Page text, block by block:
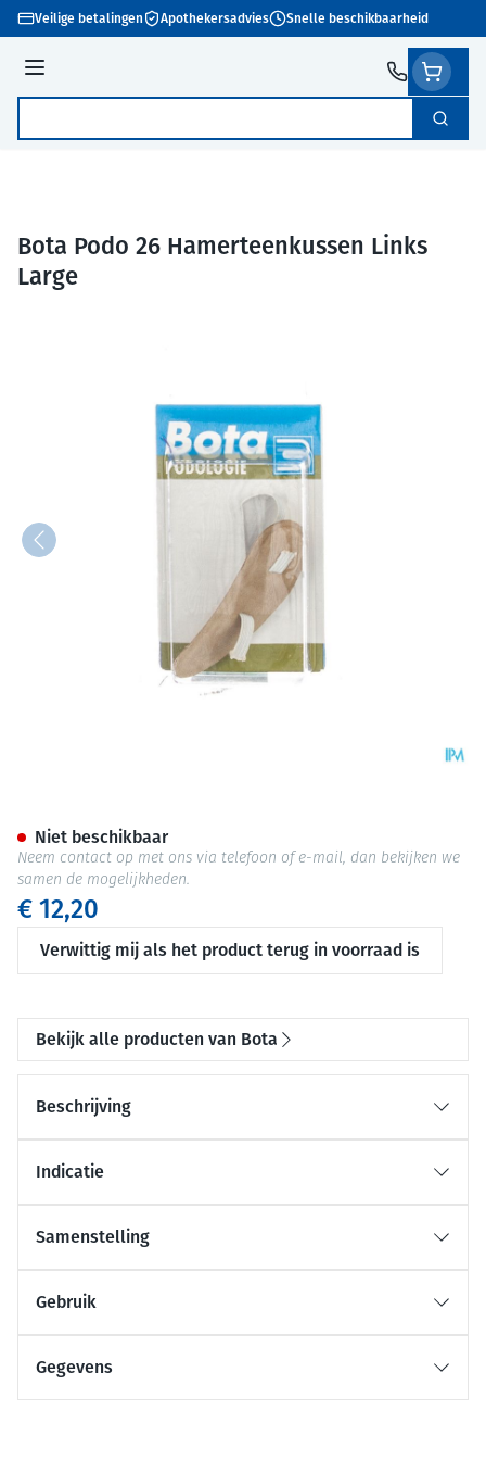
Ga naar de inhoud
Veilige betalingen Apothekersadvies Snelle beschikbaarheid
Menu
Zoek
Bota Podo 26 Hamerteenkussen Links
Large
€ 12,20
Verwittig mij als het product terug in voorraad is
Niet beschikbaar
Neem contact op met ons via telefoon of e-mail, dan bekijken we
samen de mogelijkheden.
Bekijk alle producten van Bota
Beschrijving
Indicatie
Samenstelling
Gebruik
Gegevens